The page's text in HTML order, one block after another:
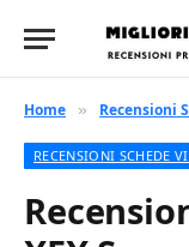
Home » Recensioni
RECENSIONI SCHEDE